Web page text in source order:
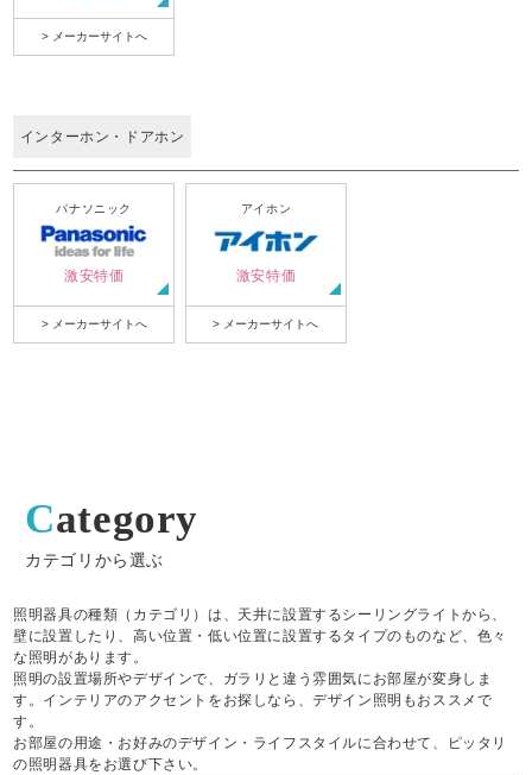
> メーカーサイトへ
インターホン・ドアホン
パナソニック
激安特価
> メーカーサイトへ
アイホン
激安特価
> メーカーサイトへ
Category
カテゴリから選ぶ
照明器具の種類（カテゴリ）は、天井に設置するシーリングライトから、
壁に設置したり、高い位置・低い位置に設置するタイプのものなど、色々
な照明があります。
照明の設置場所やデザインで、ガラリと違う雰囲気にお部屋が変身しま
す。インテリアのアクセントをお探しなら、デザイン照明もおススメで
す。
お部屋の用途・お好みのデザイン・ライフスタイルに合わせて、ピッタリ
の照明器具をお選び下さい。